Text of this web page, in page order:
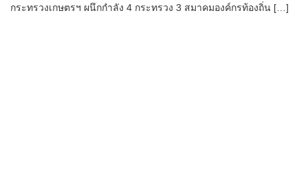
กระทรวงเกษตรฯ ผนึกกำลัง 4 กระทรวง 3 สมาคมองค์กรท้องถิ่น […]